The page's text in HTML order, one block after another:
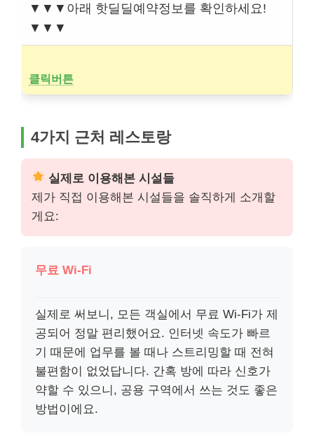
▼▼▼아래 핫딜딜예약정보를 확인하세요!
▼▼▼
클릭버튼
4가지 근처 레스토랑
실제로 이용해본 시설들
제가 직접 이용해본 시설들을 솔직하게 소개할
게요:
무료 Wi-Fi
실제로 써보니, 모든 객실에서 무료 Wi-Fi가 제
공되어 정말 편리했어요. 인터넷 속도가 빠르
기 때문에 업무를 볼 때나 스트리밍할 때 전혀
불편함이 없었답니다. 간혹 방에 따라 신호가
약할 수 있으니, 공용 구역에서 쓰는 것도 좋은
방법이에요.